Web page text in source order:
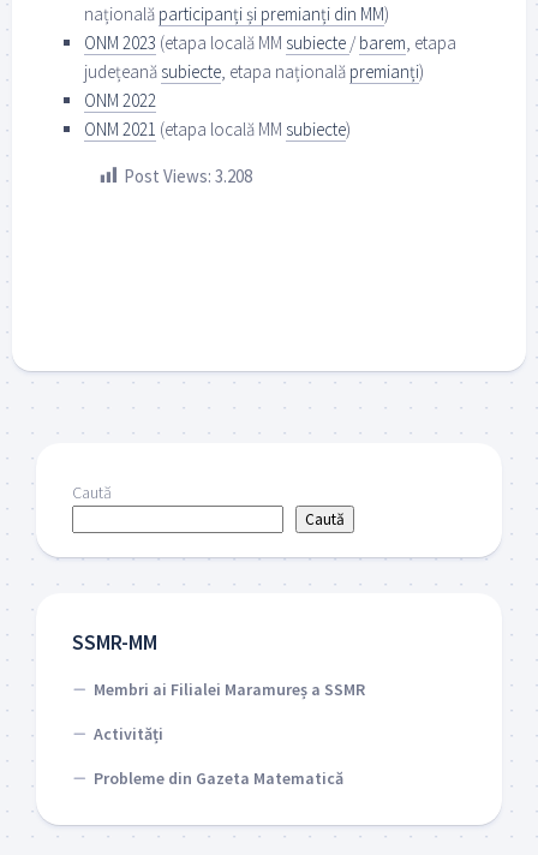
națională participanți și premianți din MM)
ONM 2023 (etapa locală MM subiecte / barem, etapa
județeană subiecte, etapa națională premianți)
ONM 2022
ONM 2021 (etapa locală MM subiecte)
Post Views: 3.208
Caută
Caută
SSMR-MM
Membri ai Filialei Maramureș a SSMR
Activități
Probleme din Gazeta Matematică